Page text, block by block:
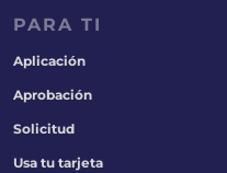
PARA TI
Aplicación
Aprobación
Solicitud
Usa tu tarjeta